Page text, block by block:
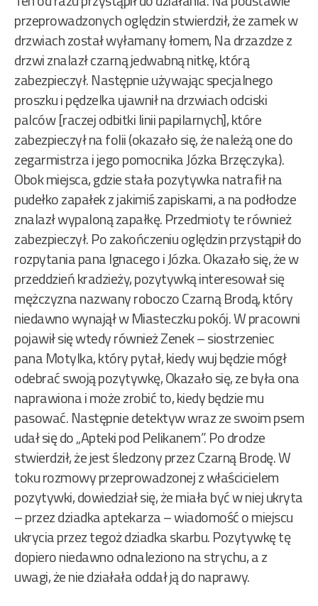
przeprowadzonych oględzin stwierdził, że zamek w
drzwiach został wyłamany łomem, Na drzazdze z
drzwi znalazł czarną jedwabną nitkę, którą
zabezpieczył. Następnie używając specjalnego
proszku i pędzelka ujawnił na drzwiach odciski
palców [raczej odbitki linii papilarnych], które
zabezpieczył na folii (okazało się, że należą one do
zegarmistrza i jego pomocnika Józka Brzęczyka).
Obok miejsca, gdzie stała pozytywka natrafił na
pudełko zapałek z jakimiś zapiskami, a na podłodze
znalazł wypaloną zapałkę. Przedmioty te również
zabezpieczył. Po zakończeniu oględzin przystąpił do
rozpytania pana Ignacego i Józka. Okazało się, że w
przeddzień kradzieży, pozytywką interesował się
mężczyzna nazwany roboczo Czarną Brodą, który
niedawno wynajął w Miasteczku pokój. W pracowni
pojawił się wtedy również Zenek – siostrzeniec
pana Motylka, który pytał, kiedy wuj będzie mógł
odebrać swoją pozytywkę, Okazało się, ze była ona
naprawiona i może zrobić to, kiedy będzie mu
pasować. Następnie detektyw wraz ze swoim psem
udał się do „Apteki pod Pelikanem”. Po drodze
stwierdził, że jest śledzony przez Czarną Brodę. W
toku rozmowy przeprowadzonej z właścicielem
pozytywki, dowiedział się, że miała być w niej ukryta
– przez dziadka aptekarza – wiadomość o miejscu
ukrycia przez tegoż dziadka skarbu. Pozytywkę tę
dopiero niedawno odnaleziono na strychu, a z
uwagi, że nie działała oddał ją do naprawy.